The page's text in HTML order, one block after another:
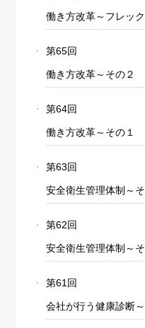
働き方改革～フレッ
第65回
働き方改革～その２
第64回
働き方改革～その１
第63回
安全衛生管理体制～
第62回
安全衛生管理体制～そ
第61回
会社が行う健康診断